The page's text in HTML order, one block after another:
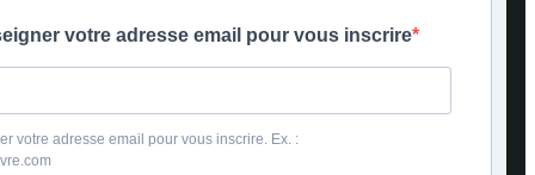
votre adresse email pour vous inscrire
votre adresse email pour vous inscrire. Ex. :